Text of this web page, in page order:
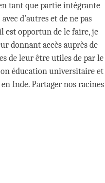
tant que partie intégrante
d’autres et de ne pas
est opportun de le faire, je
donnant accès auprès de
de leur être utiles de par le
éducation universitaire et
Inde. Partager nos racines